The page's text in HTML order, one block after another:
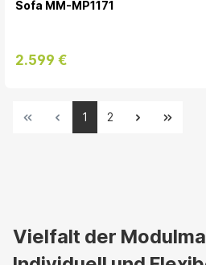
Sofa MM-MP1171
2.599 €
1 2
Vielfalt der